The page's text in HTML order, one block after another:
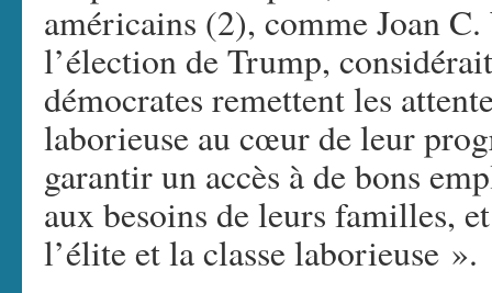
américains (2), comme Joan
l’élection de Trump,
démocrates remettent les
laborieuse au cœur de leur
garantir un accès à de bons
aux besoins de leurs familles,
l’élite et la classe laborieuse ».